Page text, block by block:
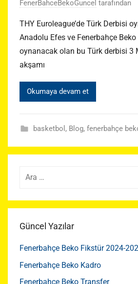
FenerBahceBekoGuncel tarafından
THY Euroleague’de Türk Derbisi
Anadolu Efes ve Fenerbahçe Beko
oynanacak olan bu Türk derbisi 3
akşamı
Okumaya devam et
basketbol , Blog, fenerbahçe
Arama:
Güncel Yazılar
Fenerbahçe Beko Fikstür 2024-
Fenerbahçe Beko Kadro
Fenerbahçe Beko Transfer